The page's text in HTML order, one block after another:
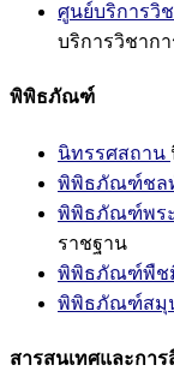
ศูนย์บริการวิ
บริการวิชาก
พิพิธภัณฑ์
นิทรรศสถาน
พิพิธภัณฑ์ชล
พิพิธภัณฑ์พร
ราชฐาน
พิพิธภัณฑ์พืช
พิพิธภัณฑ์สมุ
สารสนเทศและการ